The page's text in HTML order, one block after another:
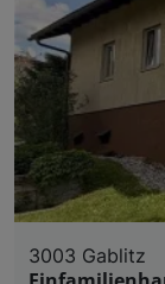
3003 Gablitz